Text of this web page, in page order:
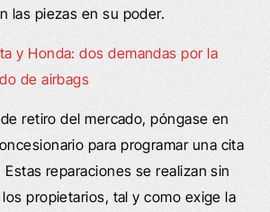
las piezas en su poder.
y Honda: dos demandas por la
de airbags
retiro del mercado, póngase en
para programar una cita
Estas reparaciones se realizan sin
propietarios, tal y como exige la